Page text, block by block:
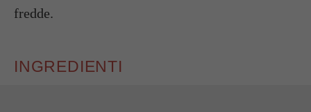
fredde.
INGREDIENTI